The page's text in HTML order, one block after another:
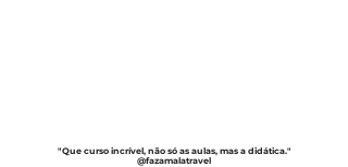
"Que curso incrível, não só as aulas, mas a didática."
@fazamalatravel